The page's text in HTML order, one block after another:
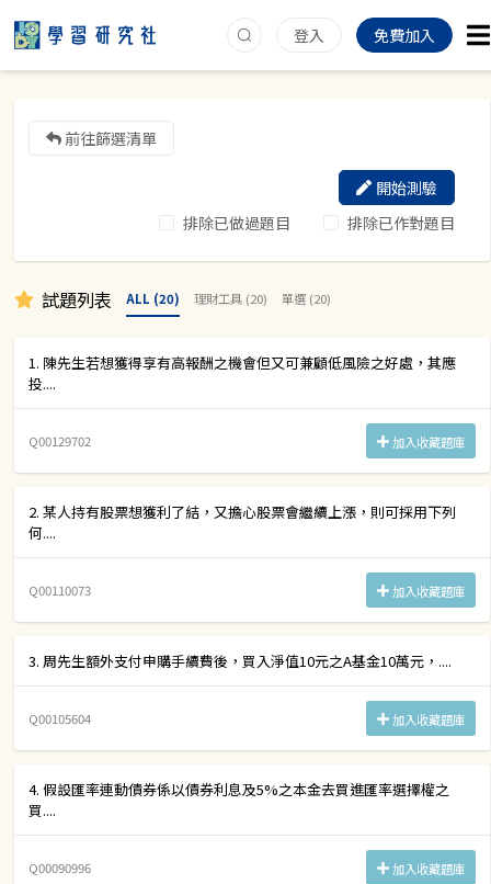
登入 免費加入
前往篩選清單
排除已做過題目 排除已作對題目
開始測驗
試題列表 ALL (20) 理財工具 (20) 單選 (20)
1. 陳先生若想獲得享有高報酬之機會但又可兼顧低風險之好處，其應
投....
Q00129702 加入收藏題庫
2. 某人持有股票想獲利了結，又擔心股票會繼續上漲，則可採用下列
何....
Q00110073 加入收藏題庫
3. 周先生額外支付申購手續費後，買入淨值10元之A基金10萬元，....
Q00105604 加入收藏題庫
4. 假設匯率連動債券係以債券利息及5%之本金去買進匯率選擇權之
買....
Q00090996 加入收藏題庫